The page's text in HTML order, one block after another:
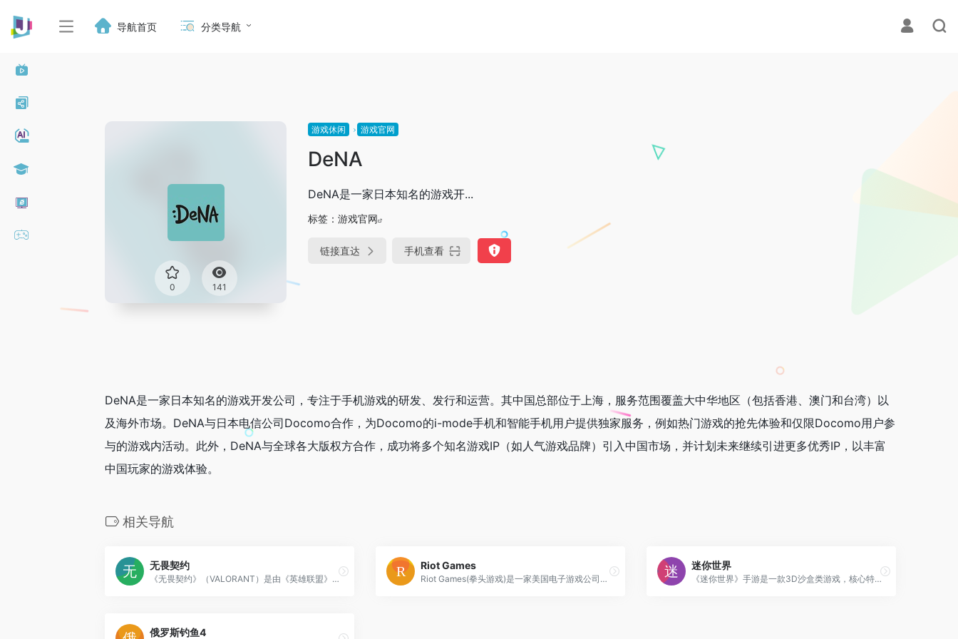
导航首页 分类导航
0 141
游戏休闲 游戏官网
DeNA
DeNA是一家日本知名的游戏开...
标签： 游戏官网
链接直达 手机查看
DeNA是一家日本知名的游戏开发公司，专注于手机游戏的研发、发行和运营。其中国总部位于上海，服务范围覆盖大中华地区（包括香港、澳门和台湾）以
及海外市场。DeNA与日本电信公司Docomo合作，为Docomo的i-mode手机和智能手机用户提供独家服务，例如热门游戏的抢先体验和仅限Docomo用户参
与的游戏内活动。此外，DeNA与全球各大版权方合作，成功将多个知名游戏IP（如人气游戏品牌）引入中国市场，并计划未来继续引进更多优秀IP，以丰富
中国玩家的游戏体验。
相关导航
无畏契约
《无畏契约》（VALORANT）是由《英雄联盟》开发商拳头游戏研发、腾讯代理的PC端战术射击游戏，国际服名称为“VALORANT”，国服俗称“瓦罗兰特”。
Riot Games
Riot Games(拳头游戏)是一家美国电子游戏公司，成立于2006年，总部位于洛杉矶。
迷你世界
《迷你世界》手游是一款3D沙盒类游戏，核心特点是"自由创造与破坏"。玩家可在虚拟世界中像搭积木一样随意摆放或消除方块
俄罗斯钓鱼4